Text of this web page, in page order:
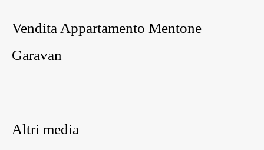
Vendita Appartamento Mentone
Garavan
Altri media